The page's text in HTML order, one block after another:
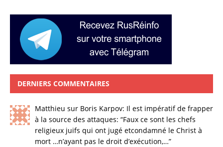
DERNIERS COMMENTAIRES
Matthieu sur Boris Karpov: Il est impératif de frapper
à la source des attaques: “Faux ce sont les chefs
religieux juifs qui ont jugé etcondamné le Christ à
mort …n’ayant pas le droit d’exécution,…”